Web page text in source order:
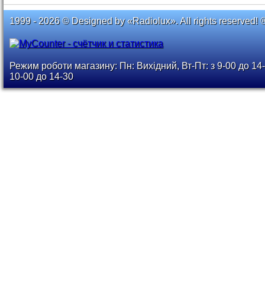
1999 - 2026 © Designed by «Radiolux». All rights reserved!
Режим роботи магазину: Пн: Вихідний, Вт-Пт: з 9-00 до
10-00 до 14-30